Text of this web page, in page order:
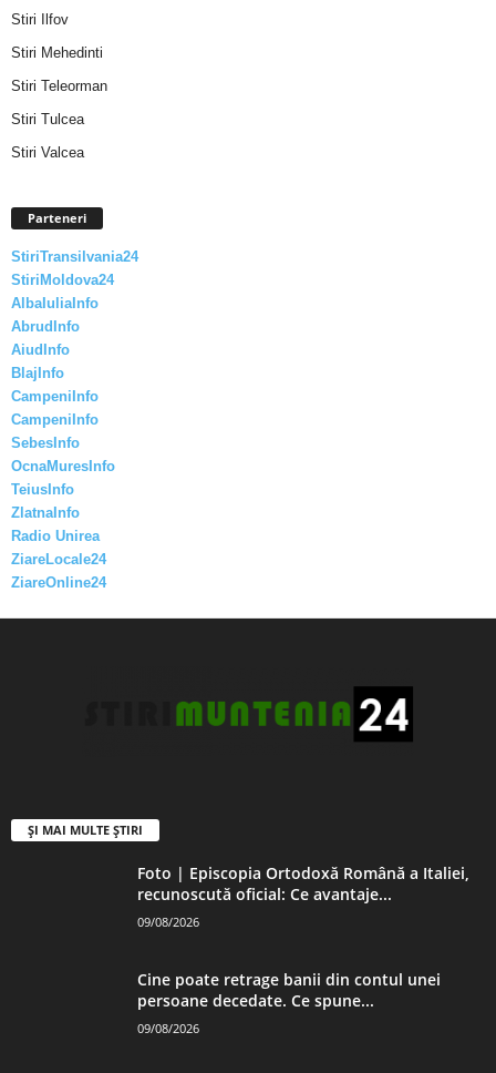
Stiri Ilfov
Stiri Mehedinti
Stiri Teleorman
Stiri Tulcea
Stiri Valcea
Parteneri
StiriTransilvania24
StiriMoldova24
AlbaIuliaInfo
AbrudInfo
AiudInfo
BlajInfo
CampeniInfo
CampeniInfo
SebesInfo
OcnaMuresInfo
TeiusInfo
ZlatnaInfo
Radio Unirea
ZiareLocale24
ZiareOnline24
ȘI MAI MULTE ȘTIRI
Foto | Episcopia Ortodoxă Română a Italiei,
recunoscută oficial: Ce avantaje...
09/08/2026
Cine poate retrage banii din contul unei
persoane decedate. Ce spune...
09/08/2026